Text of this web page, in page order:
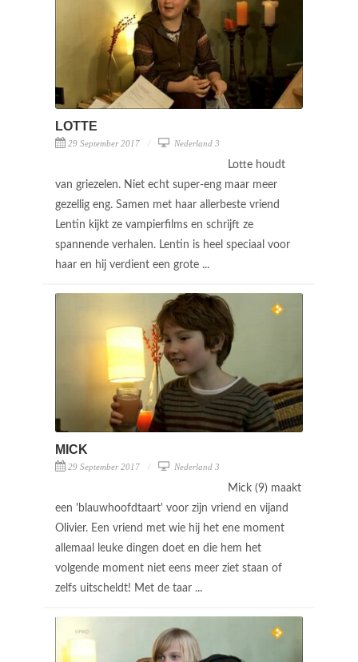
LOTTE
29 September 2017 Nederland 3
Lotte houdt
van griezelen. Niet echt super-eng maar meer
gezellig eng. Samen met haar allerbeste vriend
Lentin kijkt ze vampierfilms en schrijft ze
spannende verhalen. Lentin is heel speciaal voor
haar en hij verdient een grote ...
MICK
29 September 2017 Nederland 3
Mick (9) maakt
een 'blauwhoofdtaart' voor zijn vriend en vijand
Olivier. Een vriend met wie hij het ene moment
allemaal leuke dingen doet en die hem het
volgende moment niet eens meer ziet staan of
zelfs uitscheldt! Met de taar ...